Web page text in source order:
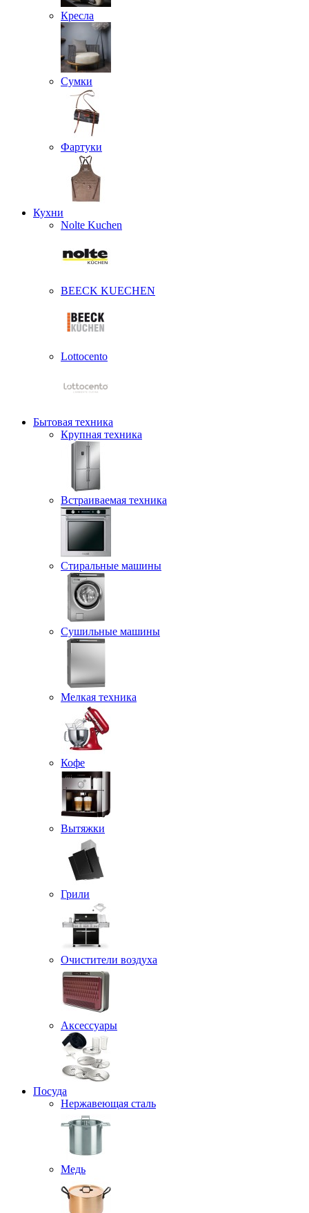
Кресла
Сумки
Фартуки
Кухни
Nolte Kuchen
BEECK KUECHEN
Lottocento
Бытовая техника
Крупная техника
Встраиваемая техника
Стиральные машины
Сушильные машины
Мелкая техника
Кофе
Вытяжки
Грили
Очистители воздуха
Аксессуары
Посуда
Нержавеющая сталь
Медь